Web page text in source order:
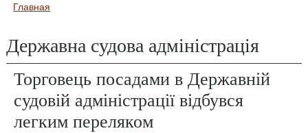
Вы здесь
Главная
Державна судова адміністрація
Торговець посадами в Державній
судовій адміністрації відбувся
легким переляком